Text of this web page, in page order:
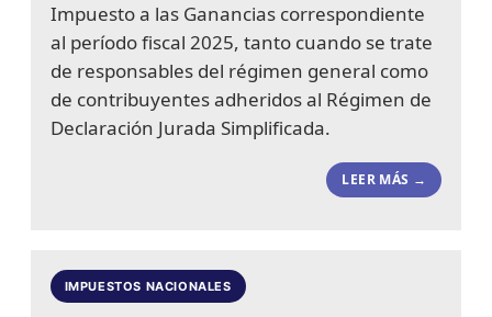
Impuesto a las Ganancias correspondiente
al período fiscal 2025, tanto cuando se trate
de responsables del régimen general como
de contribuyentes adheridos al Régimen de
Declaración Jurada Simplificada.
LEER MÁS →
IMPUESTOS NACIONALES